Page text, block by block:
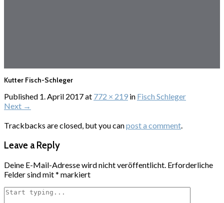
Kutter Fisch-Schleger
Published 1. April 2017at 772 × 219 in Fisch Schleger
Next →
Trackbacks are closed, but you canpost a comment.
Leave a Reply
Deine E-Mail-Adresse wird nicht veröffentlicht. Erforderliche
Felder sind mit* markiert